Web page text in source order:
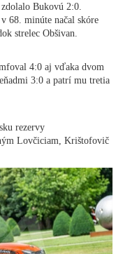
Bukovú 2:0.
68. minúte načal skóre
strelec Obšivan.
4:0 aj vďaka dvom
3:0 a patrí mu tretia
rezervy
Lovčiciam, Krištofovič